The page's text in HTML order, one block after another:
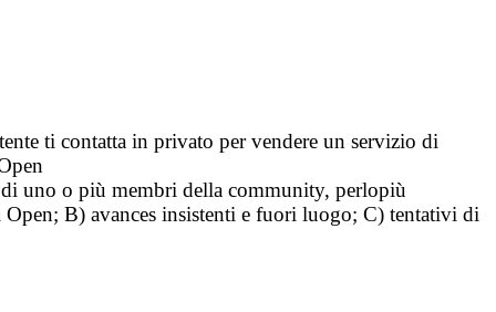
ti contatta in privato per vendere un servizio di
di uno o più membri della community, perlopiù
B) avances insistenti e fuori luogo; C) tentativi di